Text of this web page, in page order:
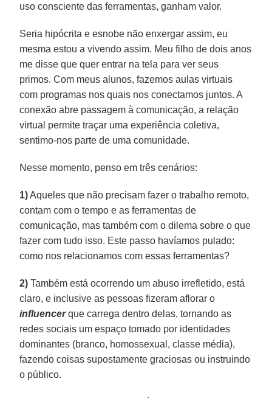
uso consciente das ferramentas, ganham valor.
Seria hipócrita e esnobe não enxergar assim, eu
mesma estou a vivendo assim. Meu filho de dois anos
me disse que quer entrar na tela para ver seus
primos. Com meus alunos, fazemos aulas virtuais
com programas nos quais nos conectamos juntos. A
conexão abre passagem à comunicação, a relação
virtual permite traçar uma experiência coletiva,
sentimo-nos parte de uma comunidade.
Nesse momento, penso em três cenários:
1)Aqueles que não precisam fazer o trabalho remoto,
contam com o tempo e as ferramentas de
comunicação, mas também com o dilema sobre o que
fazer com tudo isso. Este passo havíamos pulado:
como nos relacionamos com essas ferramentas?
2) Também está ocorrendo um abuso irrefletido, está
claro, e inclusive as pessoas fizeram aflorar o
influencer que carrega dentro delas, tornando as
redes sociais um espaço tomado por identidades
dominantes (branco, homossexual, classe média),
fazendo coisas supostamente graciosas ou instruindo
o público.